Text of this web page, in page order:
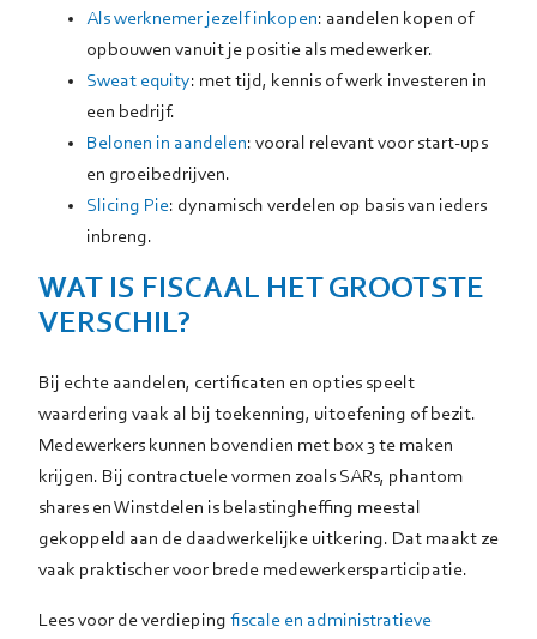
Als werknemer jezelf inkopen: aandelen kopen of
opbouwen vanuit je positie als medewerker.
Sweat equity: met tijd, kennis of werk investeren in
een bedrijf.
Belonen in aandelen: vooral relevant voor start-ups
en groeibedrijven.
Slicing Pie: dynamisch verdelen op basis van ieders
inbreng.
WAT IS FISCAAL HET GROOTSTE
VERSCHIL?
Bij echte aandelen, certificaten en opties speelt
waardering vaak al bij toekenning, uitoefening of bezit.
Medewerkers kunnen bovendien met box 3 te maken
krijgen. Bij contractuele vormen zoals SARs, phantom
shares en Winstdelen is belastingheffing meestal
gekoppeld aan de daadwerkelijke uitkering. Dat maakt ze
vaak praktischer voor brede medewerkersparticipatie.
Lees voor de verdieping fiscale en administratieve